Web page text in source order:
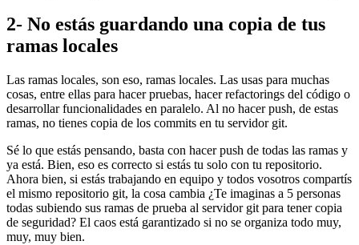
2- No estás guardando una copia de tus
ramas locales
Las ramas locales, son eso, ramas locales. Las usas para muchas
cosas, entre ellas para hacer pruebas, hacer refactorings del código o
desarrollar funcionalidades en paralelo. Al no hacer push, de estas
ramas, no tienes copia de los commits en tu servidor git.
Sé lo que estás pensando, basta con hacer push de todas las ramas y
ya está. Bien, eso es correcto si estás tu solo con tu repositorio.
Ahora bien, si estás trabajando en equipo y todos vosotros compartís
el mismo repositorio git, la cosa cambia ¿Te imaginas a 5 personas
todas subiendo sus ramas de prueba al servidor git para tener copia
de seguridad? El caos está garantizado si no se organiza todo muy,
muy, muy bien.